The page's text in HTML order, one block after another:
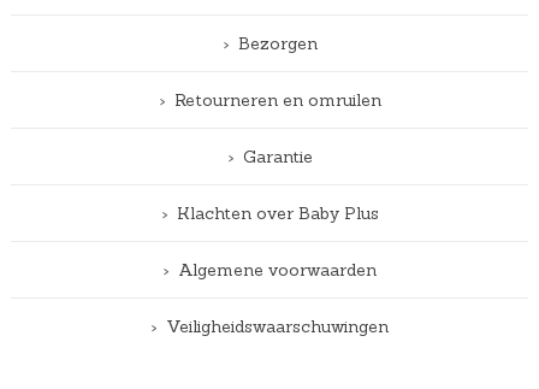
Bezorgen
Retourneren en omruilen
Garantie
Klachten over Baby Plus
Algemene voorwaarden
Veiligheidswaarschuwingen